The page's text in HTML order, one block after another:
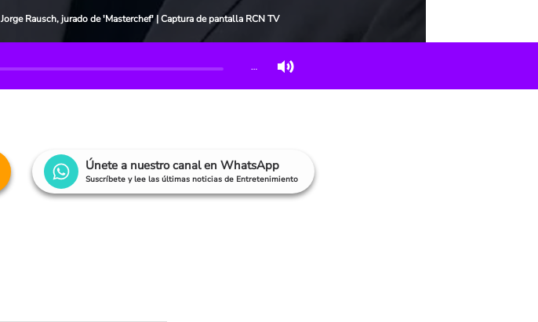
Jorge Rausch, jurado de 'Masterchef' | Captura de pantalla RCN TV
…
Únete a nuestro canal en WhatsApp
Suscríbete y lee las últimas noticias de Entretenimiento